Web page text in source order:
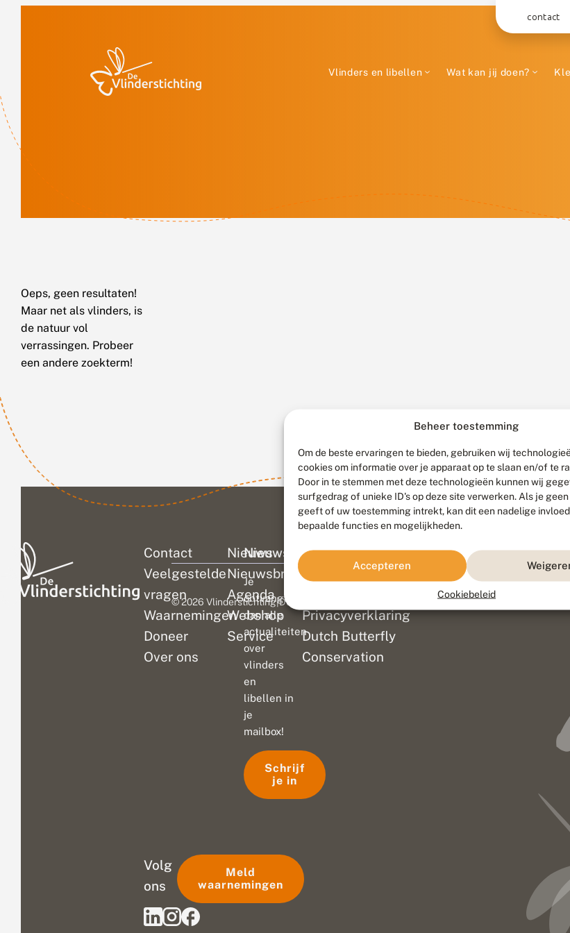
Beheer toestemming
Om de beste ervaringen te bieden, gebruiken wij
cookies om informatie over je apparaat op te slaan en/of te
Door in te stemmen met deze technologieën kunnen wij
surfgedrag of unieke ID's op deze site verwerken. Als je
geeft of uw toestemming intrekt, kan dit een nadelige
bepaalde functies en mogelijkheden.
Accepteren
Cookiebeleid
contact
Vlinders en libellen Wat kan jij doen?
Oeps, geen resultaten!
Maar net als vlinders, is
de natuur vol
verrassingen. Probeer
een andere zoekterm!
Contact
Veelgestelde
vragen
Waarnemingen
Doneer
Over ons
Nieuws
Nieuwsbrief
Agenda
Webshop
Service
Colofon
Disclaimer
Privacyverklaring
Dutch Butterfly
Conservation
Nieuwsbrief
Je
ontvangt
dan alle
actualiteiten
over
vlinders
en
libellen in
je
mailbox!
Schrijf
je in
Volg
ons
Meld
waarnemingen
© 2026 Vlinderstichting|Duurzaam ontwikkeld door Go2People, ontworpen door